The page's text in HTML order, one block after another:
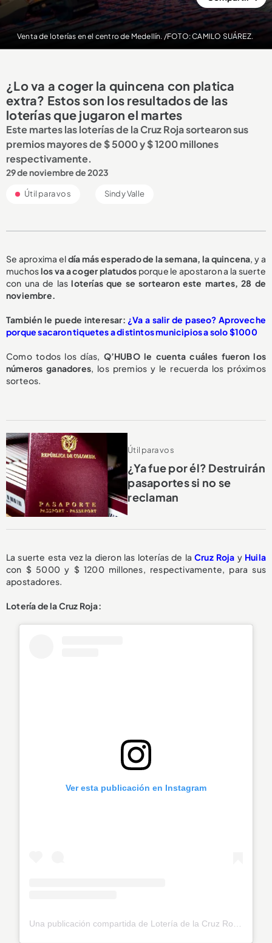
Venta de loterías en el centro de Medellín. /FOTO: CAMILO SUÁREZ.
¿Lo va a coger la quincena con platica
extra? Estos son los resultados de las
loterías que jugaron el martes
Este martes las loterías de la Cruz Roja sortearon sus
premios mayores de $ 5000 y $ 1200 millones
respectivamente.
29 de noviembre de 2023
Útil para vos Sindy Valle
Se aproxima eldía más esperado de la semana, la quincena, y a
muchoslos va a coger platudos porque le apostaron a la suerte
con una de las loterías que se sortearon este martes, 28 de
noviembre.
También le puede interesar: ¿Va a salir de paseo? Aproveche
porque sacaron tiquetes a distintos municipios a solo $1000
Como todos los días, Q’HUBO le cuenta cuáles fueron los
números ganadores, los premios y le recuerda los próximos
sorteos.
Útil para vos
¿Ya fue por él? Destruirán
pasaportes si no se
reclaman
La suerte esta vez la dieron las loterías de la Cruz Roja y Huila
con $ 5000 y $ 1200 millones, respectivamente, para sus
apostadores.
Lotería de la Cruz Roja:
Ver esta publicación en Instagram